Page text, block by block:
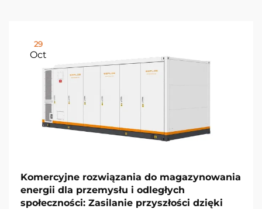
29
Oct
Komercyjne rozwiązania do magazynowania
energii dla przemysłu i odległych
społeczności: Zasilanie przyszłości dzięki